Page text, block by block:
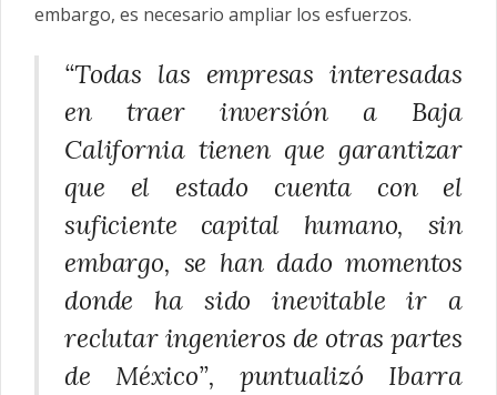
embargo, es necesario ampliar los esfuerzos.
“Todas las empresas interesadas
en traer inversión a Baja
California tienen que garantizar
que el estado cuenta con el
suficiente capital humano, sin
embargo, se han dado momentos
donde ha sido inevitable ir a
reclutar ingenieros de otras partes
de México”, puntualizó Ibarra